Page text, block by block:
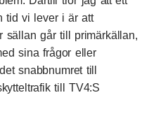
tid vi lever i är att
sällan går till primärkällan,
sina frågor eller
snabbnumret till
till TV4:S